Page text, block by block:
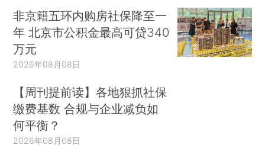
非京籍五环内购房社保降至一
年 北京市公积金最高可贷340
万元
2026年08月08日
【周刊提前读】各地狠抓社保
缴费基数 合规与企业减负如
何平衡？
2026年08月08日